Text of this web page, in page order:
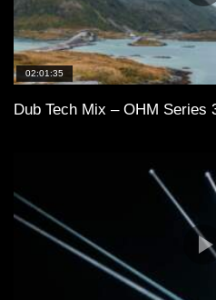
02:01:35
Dub Tech Mix – OHM Series